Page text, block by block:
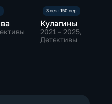
Кулагины
2021 – 2025,
Детективы